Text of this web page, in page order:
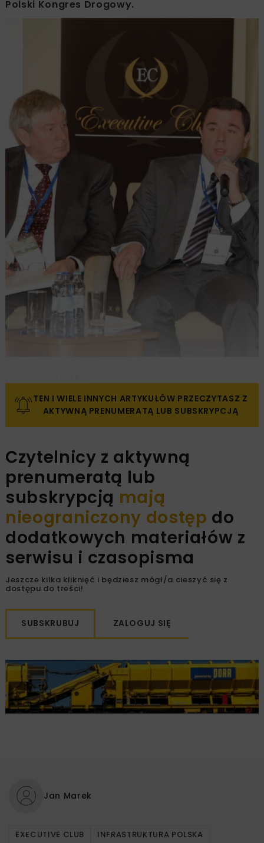
Polski Kongres Drogowy.
TEN I WIELE INNYCH ARTYKUŁÓW PRZECZYTASZ Z
AKTYWNĄ PRENUMERATĄ LUB SUBSKRYPCJĄ
Czytelnicy z aktywną
prenumeratą lub
subskrypcją mają
nieograniczony dostęp do
dodatkowych materiałów z
serwisu i czasopisma
Jeszcze kilka kliknięć i będziesz mógł/a cieszyć się z
dostępu do treści!
SUBSKRUBUJ ZALOGUJ SIĘ
Jan Marek
EXECUTIVE CLUB INFRASTRUKTURA POLSKA